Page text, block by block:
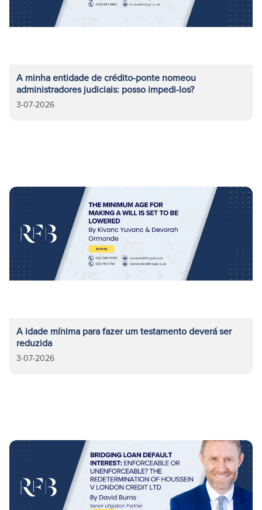
A minha entidade de crédito-ponte nomeou
administradores judiciais: posso impedi-los?
3-07-2026
A idade mínima para fazer um testamento deverá ser
reduzida
3-07-2026